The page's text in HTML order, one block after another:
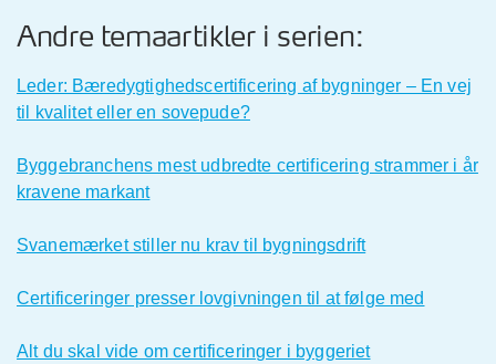
Andre temaartikler i serien:
Leder: Bæredygtighedscertificering af bygninger – En vej
til kvalitet eller en sovepude?
Byggebranchens mest udbredte certificering strammer i år
kravene markant
Svanemærket stiller nu krav til bygningsdrift
Certificeringer presser lovgivningen til at følge med
Alt du skal vide om certificeringer i byggeriet